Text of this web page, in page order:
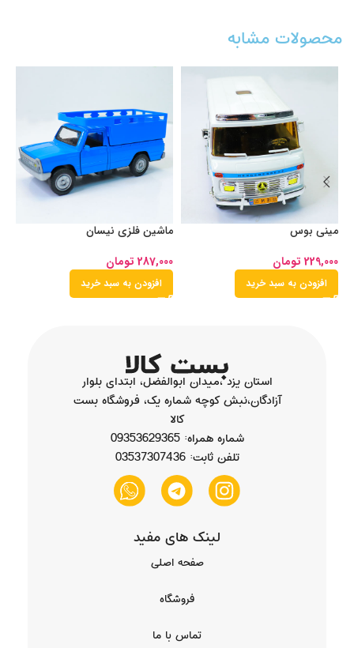
محصولات مشابه
مینی بوس
229,000 تومان
افزودن به سبد خرید
ماشین فلزی نیسان
287,000 تومان
افزودن به سبد خرید
استان یزد ،میدان ابوالفضل، ابتدای بلوار
آزادگان،نبش کوچه شماره یک، فروشگاه بست
کالا
شماره همراه: 09353629365
تلفن ثابت: 03537307436
لینک های مفید
صفحه اصلی
فروشگاه
تماس با ما